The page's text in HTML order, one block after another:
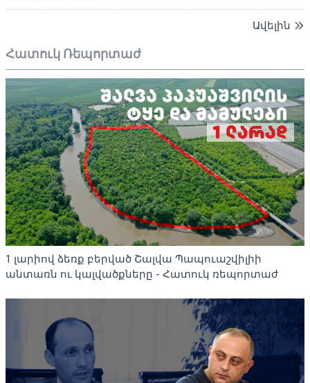
Ավելին
Հատուկ Ռեպորտաժ
1 լարիով ձեռք բերված Շալվա Պապուաշվիլիի
անտառն ու կալվածքները - Հատուկ ռեպորտաժ